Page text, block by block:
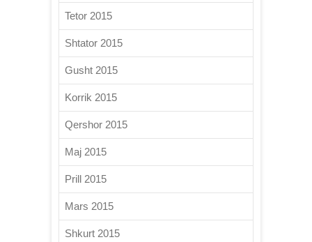
Tetor 2015
Shtator 2015
Gusht 2015
Korrik 2015
Qershor 2015
Maj 2015
Prill 2015
Mars 2015
Shkurt 2015